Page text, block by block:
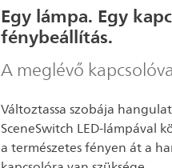
Egy lámpa. Egy
fénybeállítás.
A meglévő
Változtassa szobája
SceneSwitch LED-lámpával
a természetes fényen át a